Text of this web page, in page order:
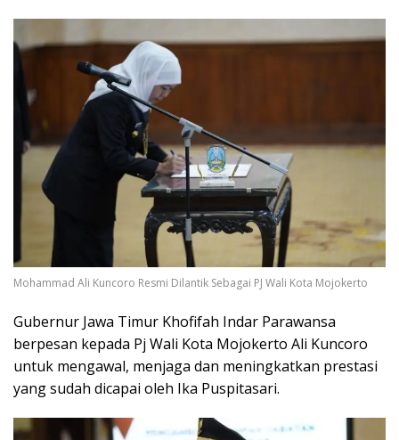
Mohammad Ali Kuncoro Resmi Dilantik Sebagai PJ Wali Kota Mojokerto
Gubernur Jawa Timur Khofifah Indar Parawansa
berpesan kepada Pj Wali Kota Mojokerto Ali Kuncoro
untuk mengawal, menjaga dan meningkatkan prestasi
yang sudah dicapai oleh Ika Puspitasari.